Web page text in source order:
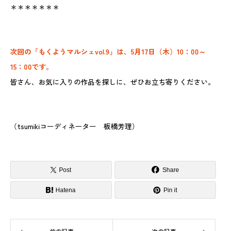
＊＊＊＊＊＊＊
次回の「もくようマルシェvol.9」は、5月17日（木）10：00～
15：00です。
皆さん、お気に入りの作品を探しに、ぜひお立ち寄りください。
（tsumikiコーディネーター 板橋芳理）
Post Share
Hatena Pin it